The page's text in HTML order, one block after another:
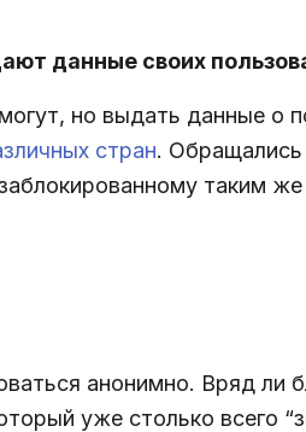
данные своих
но выдать данные о
стран.
таким
анонимно. Вряд ли
уже столько всего